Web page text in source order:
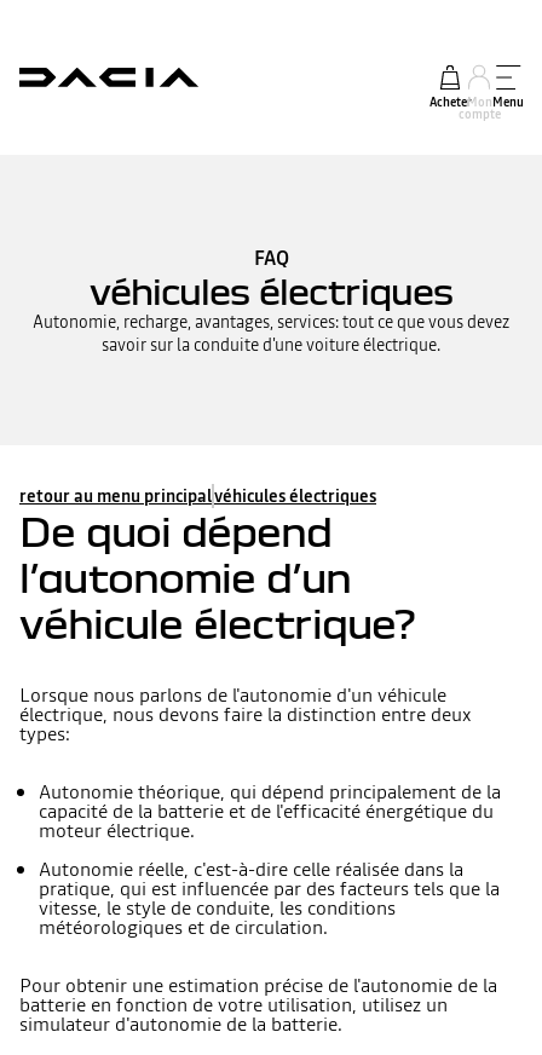
AcheterMon
compte
Menu
FAQ
véhicules électriques
Autonomie, recharge, avantages, services: tout ce que vous devez
savoir sur la conduite d'une voiture électrique.
retour au menu principalvéhicules électriques
De quoi dépend
l’autonomie d’un
véhicule électrique?
Lorsque nous parlons de l'autonomie d'un véhicule
électrique, nous devons faire la distinction entre deux
types:
Autonomie théorique, qui dépend principalement de la
capacité de la batterie et de l'efficacité énergétique du
moteur électrique.
Autonomie réelle, c'est-à-dire celle réalisée dans la
pratique, qui est influencée par des facteurs tels que la
vitesse, le style de conduite, les conditions
météorologiques et de circulation.
Pour obtenir une estimation précise de l'autonomie de la
batterie en fonction de votre utilisation, utilisez un
simulateur d'autonomie de la batterie.